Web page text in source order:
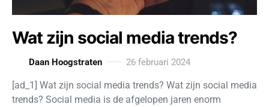
Wat zijn social media trends?
Daan Hoogstraten 26 februari 2024
[ad_1] Wat zijn social media trends? Wat zijn social media
trends? Social media is de afgelopen jaren enorm